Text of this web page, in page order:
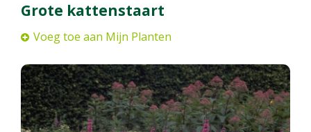
Grote kattenstaart
Voeg toe aan Mijn Planten